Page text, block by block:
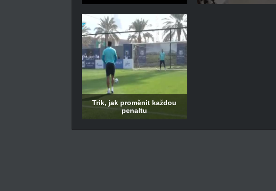
Trik, jak proměnit každou
penaltu